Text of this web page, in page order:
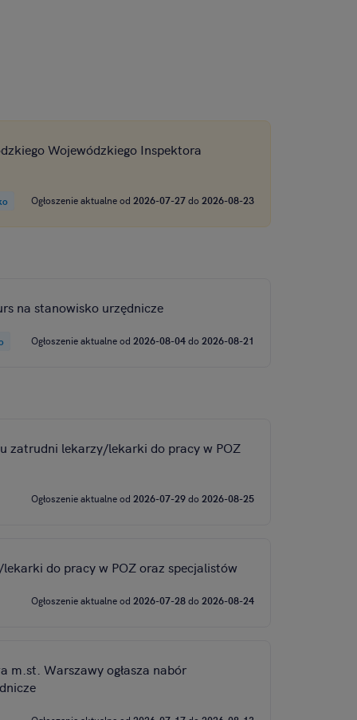
Wojewódzkiego Inspektora
Ogłoszenie aktualne od 2026-07-27do 2026-08-23
na stanowisko urzędnicze
Ogłoszenie aktualne od 2026-08-04do 2026-08-21
zatrudni lekarzy/lekarki do pracy w POZ
Ogłoszenie aktualne od 2026-07-29do 2026-08-25
do pracy w POZ oraz specjalistów
Ogłoszenie aktualne od 2026-07-28do 2026-08-24
m.st. Warszawy ogłasza nabór